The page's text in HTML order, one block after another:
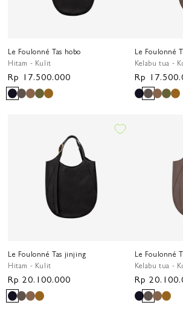
Le Foulonné Tas hobo
Hitam - Kulit
Harga
reguler
Rp 17.500.000
Le Foulonné
Kelabu tua -
Harga
reguler
Rp
Le Foulonné Tas jinjing
Hitam - Kulit
Harga
reguler
Rp 20.100.000
Le Foulonné
Kelabu tua -
Harga
reguler
Rp